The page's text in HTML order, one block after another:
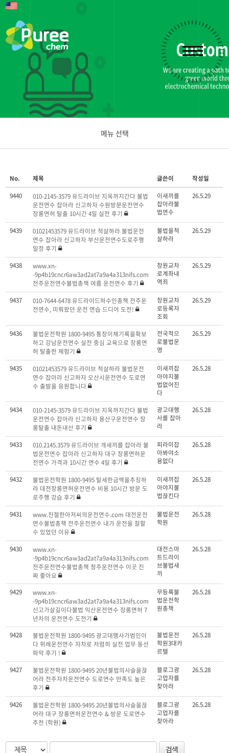
메뉴 선택
문의하기
No. 제목 글쓴이
작성일
9440
010-2145-3579 유드라이브 지옥까지간다 불법
운전연수 잡아라 신고하자 수원방문운전연수
장롱면허 탈출 10시간 4일 실전 후기
이새끼를
잡아라불
법연수
26.5.29
9439
01021453579 유드라이브 척살하라 불법운전
연수 잡아라 신고하자 부산운전연수도로주행
일정 후기
불법을척
살하라
26.5.29
9438
www.xn-
-9p4b19cncr6aw3ad2at7a9a4a313nifs.com
전주운전연수불법총책 여름 운전연수 후기
창원교차
로계좌내
역죄
26.5.29
9437
010-7644-6478 유드라이드하수인총책 전주운
전연수, 미뤄왔던 운전 연습 드디어 도전!
창원교차
로등록자
조회
26.5.29
9436
불법운전학원 1800-9495 통장이체기록을확보
하고 강남운전연수 실전 중심 교육으로 장롱면
허 탈출한 체험기
전국적으
로불법운
영
26.5.29
9435
01021453579 유드라이브 척살하라 불법운전
연수 잡아라 신고하자 오산시운전연수 도로연
수 출발을 응원합니다
이새끼잡
아야지불
법없어진
다
26.5.28
9434
010-2145-3579 유드라이브 지옥까지간다 불법
운전연수 잡아라 신고하자 용산구운전연수 장
롱탈출 내돈내산 후기
광고대행
사를 잡아
라
26.5.28
9433
010.2145.3579 유드라이브 개새끼를 잡아라 불
법운전연수 잡아라 신고하자 대구 장롱면허운
전연수 가격과 10시간 연수 4일 후기
피라미잡
아봐야소
용없다
26.5.28
9432
불법운전학원 1800-9495 탈세한금액을추징하
라 대전장롱면허운전연수 비용 10시간 방문 도
로주행 강습 후기
이새끼잡
아야지불
법끊킨다
26.5.28
9431
www.친절한아저씨의운전연수.com 대전운전
연수불법총책 전주운전연수 내가 운전을 잘할
수 있었던 이유
불법운전
학원
26.5.28
9430
www.xn-
-9p4b19cncr6aw3ad2at7a9a4a313nifs.com
전주운전연수불법총책 청주운전연수 이곳 진
짜 좋아요
대전스마
트드라이
브불법새
끼
26.5.28
9429
www.xn-
-9p4b19cncr6aw3ad2at7a9a4a313nifs.com
신고가살길이다불법 익산운전연수 장롱면허 7
년차의 운전연수 도전기
무등록불
법운전학
원총책
26.5.28
9428
불법운전학원 1800-9495 광고대행사가범인이
다 위례운전연수 자차로 저렴히 실전 업무 동선
파악 후기 !
불법운전
학원3대카
르텔
26.5.28
9427
불법운전학원 1800-9495 20년불법의사슬을끊
어라 전주자차운전연수 도로연수 만족도 높은
후기
블로그광
고업자를
찾아라
26.5.28
9426
불법운전학원 1800-9495 20년불법의사슬을끊
어라 대구 장롱면허운전연수 & 방문 도로연수
추천 (학원)
블로그광
고업자를
찾아라
26.5.28